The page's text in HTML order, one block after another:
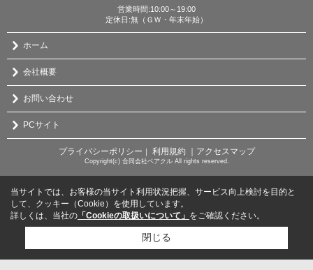
営業時間:10:00～19:00
定休日:無（ＧＷ・年末年始）
ホーム
会社概要
お問い合わせ
PCサイト
プライバシーポリシー 利用規約 ｜アクセスマップ
Copyright(c) 合同会社ベアクル All rights reserved.
当サイトでは、お客様の当サイト利用状況把握、サービス向上検討を目的と
して、クッキー（Cookie）を使用しています。
詳しくは、当社の 「Cookieの取扱いについて」 をご確認ください。
閉じる